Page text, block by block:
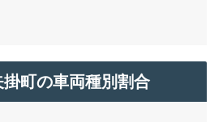
町の車両種別割合